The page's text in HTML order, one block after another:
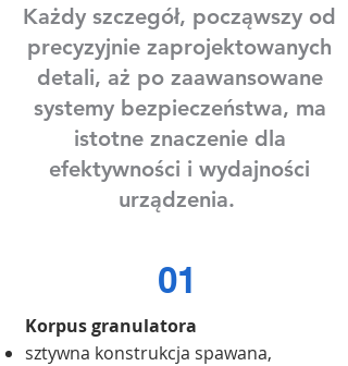
Każdy szczegół, począwszy od
precyzyjnie zaprojektowanych
detali, aż po zaawansowane
systemy bezpieczeństwa, ma
istotne znaczenie dla
efektywności i wydajności
urządzenia.
01
Korpus granulatora
sztywna konstrukcja spawana,